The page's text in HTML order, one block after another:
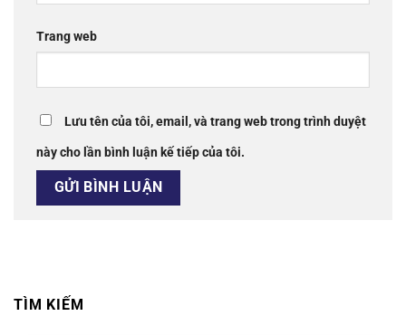
Trang web
Lưu tên của tôi, email, và trang web trong trình duyệt
này cho lần bình luận kế tiếp của tôi.
TÌM KIẾM